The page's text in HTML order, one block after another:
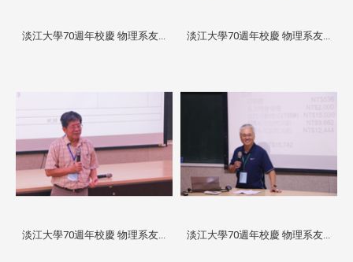
淡江大學70週年校慶 物理系友... 淡江大學70週年校慶 物理系友...
淡江大學70週年校慶 物理系友... 淡江大學70週年校慶 物理系友...